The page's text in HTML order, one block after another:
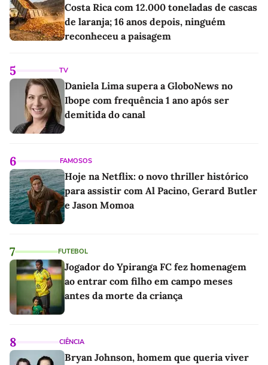
Costa Rica com 12.000 toneladas de cascas
de laranja; 16 anos depois, ninguém
reconheceu a paisagem
5 TV
Daniela Lima supera a GloboNews no
Ibope com frequência 1 ano após ser
demitida do canal
6 FAMOSOS
Hoje na Netflix: o novo thriller histórico
para assistir com Al Pacino, Gerard Butler
e Jason Momoa
7 FUTEBOL
Jogador do Ypiranga FC fez homenagem
ao entrar com filho em campo meses
antes da morte da criança
8 CIÊNCIA
Bryan Johnson, homem que queria viver